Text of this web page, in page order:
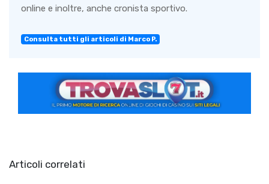
online e inoltre, anche cronista sportivo.
Consulta tutti gli articoli di Marco P.
Articoli correlati